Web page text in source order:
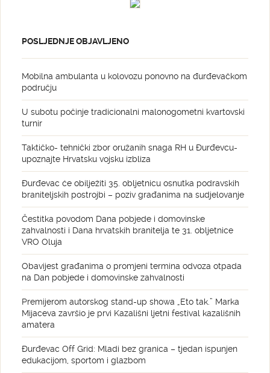
POSLJEDNJE OBJAVLJENO
Mobilna ambulanta u kolovozu ponovno na đurđevačkom
području
U subotu počinje tradicionalni malonogometni kvartovski
turnir
Taktičko- tehnički zbor oružanih snaga RH u Đurđevcu-
upoznajte Hrvatsku vojsku izbliza
Đurđevac će obilježiti 35. obljetnicu osnutka podravskih
braniteljskih postrojbi – poziv građanima na sudjelovanje
Čestitka povodom Dana pobjede i domovinske
zahvalnosti i Dana hrvatskih branitelja te 31. obljetnice
VRO Oluja
Obavijest građanima o promjeni termina odvoza otpada
na Dan pobjede i domovinske zahvalnosti
Premijerom autorskog stand-up showa „Eto tak.” Marka
Mijaceva završio je prvi Kazališni ljetni festival kazališnih
amatera
Đurđevac Off Grid: Mladi bez granica – tjedan ispunjen
edukacijom, sportom i glazbom